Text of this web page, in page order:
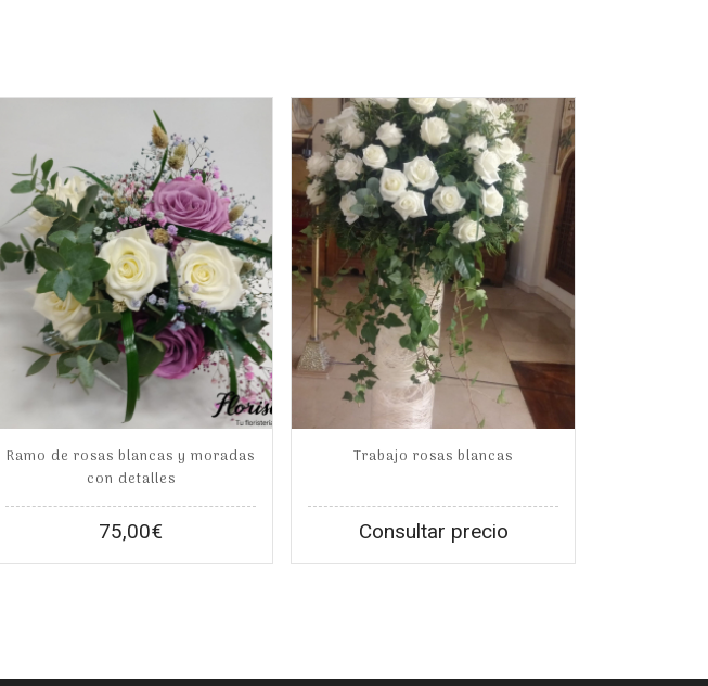
Ramo de rosas blancas y moradas
con detalles
75,00€
Trabajo rosas blancas
Consultar precio